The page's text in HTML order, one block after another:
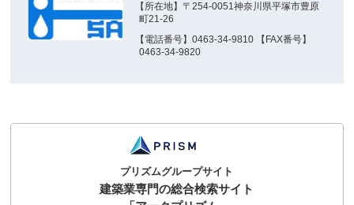
【所在地】〒254-0051神奈川県平塚市豊原
町21-26
【電話番号】0463-34-9810 【FAX番号】
0463-34-9820
プリズムグループサイト
建築業専門の総合検索サイト